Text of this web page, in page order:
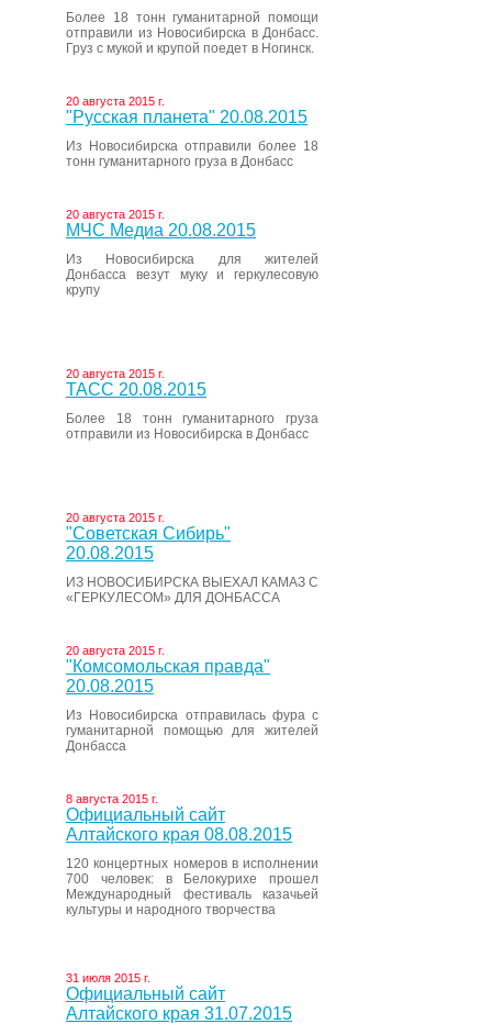
Более 18 тонн гуманитарной помощи
отправили из Новосибирска в Донбасс.
Груз с мукой и крупой поедет в Ногинск.
20 августа 2015 г.
"Русская планета" 20.08.2015
Из Новосибирска отправили более 18
тонн гуманитарного груза в Донбасс
20 августа 2015 г.
МЧС Медиа 20.08.2015
Из Новосибирска для жителей
Донбасса везут муку и геркулесовую
крупу
20 августа 2015 г.
ТАСС 20.08.2015
Более 18 тонн гуманитарного груза
отправили из Новосибирска в Донбасс
20 августа 2015 г.
"Советская Сибирь"
20.08.2015
ИЗ НОВОСИБИРСКА ВЫЕХАЛ КАМАЗ С
«ГЕРКУЛЕСОМ» ДЛЯ ДОНБАССА
20 августа 2015 г.
"Комсомольская правда"
20.08.2015
Из Новосибирска отправилась фура с
гуманитарной помощью для жителей
Донбасса
8 августа 2015 г.
Официальный сайт
Алтайского края 08.08.2015
120 концертных номеров в исполнении
700 человек: в Белокурихе прошел
Международный фестиваль казачьей
культуры и народного творчества
31 июля 2015 г.
Официальный сайт
Алтайского края 31.07.2015